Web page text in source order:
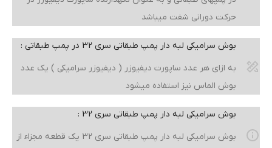
حرکت دورانی شفت میباشد
بوش سرامیکی لبه دار پمپ طبقاتی سری 32 در پمپ طبقاتی :
به ازای هر عدد ساپورت دیفیوزر ( دیفیوزر سرامیکی ) یک عدد
بوش الماس نیز استفاده میشود
بوش سرامیکی لبه دار پمپ طبقاتی سری 32 :
بوش سرامیکی لبه دار پمپ طبقاتی سری 32 یک قطعه مجزاء از